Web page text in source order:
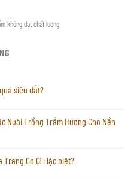
không đạt chất lượng
siêu đắt?
Nuôi Trồng Trầm Hương Cho Nền
Trang Có Gì Đặc biệt?